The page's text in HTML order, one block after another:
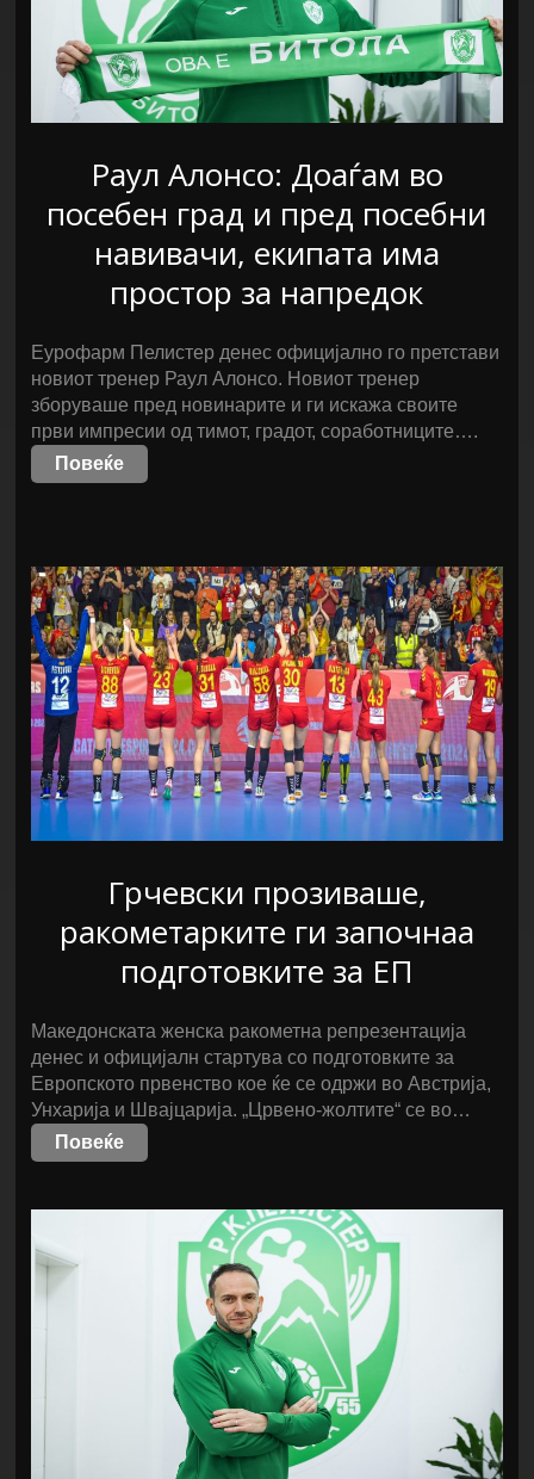
Раул Алонсо: Доаѓам во
посебен град и пред посебни
навивачи, екипата има
простор за напредок
Еурофарм Пелистер денес официјално го претстави
новиот тренер Раул Алонсо. Новиот тренер
зборуваше пред новинарите и ги искажа своите
први импресии од тимот, градот, соработниците….
Повеќе
Грчевски прозиваше,
ракометарките ги започнаа
подготовките за ЕП
Македонската женска ракометна репрезентација
денес и официјалн стартува со подготовките за
Европското првенство кое ќе се одржи во Австрија,
Унхарија и Швајцарија. „Црвено-жолтите“ се во…
Повеќе